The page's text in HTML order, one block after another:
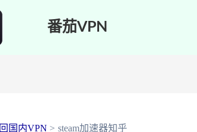
番茄VPN
国内VPN steam加速器知乎